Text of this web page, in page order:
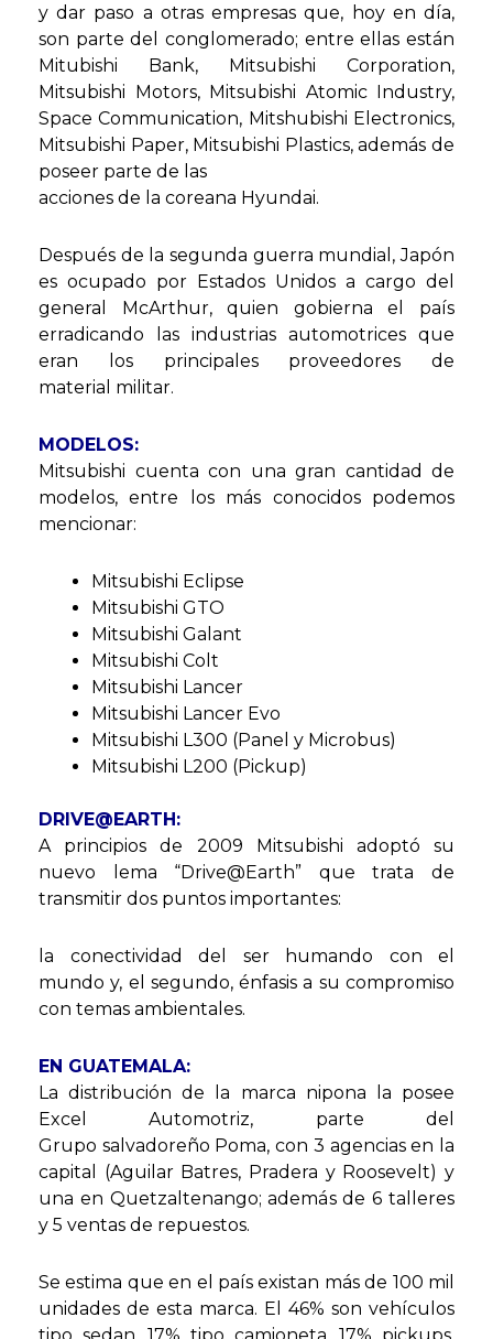
y dar paso a otras empresas que, hoy en día,
son parte del conglomerado; entre ellas están
Mitubishi Bank, Mitsubishi Corporation,
Mitsubishi Motors, Mitsubishi Atomic Industry,
Space Communication, Mitshubishi Electronics,
Mitsubishi Paper, Mitsubishi Plastics, además de
poseer parte de las
acciones de la coreana Hyundai.
Después de la segunda guerra mundial, Japón
es ocupado por Estados Unidos a cargo del
general McArthur, quien gobierna el país
erradicando las industrias automotrices que
eran los principales proveedores de
material militar.
MODELOS:
Mitsubishi cuenta con una gran cantidad de
modelos, entre los más conocidos podemos
mencionar:
Mitsubishi Eclipse
Mitsubishi GTO
Mitsubishi Galant
Mitsubishi Colt
Mitsubishi Lancer
Mitsubishi Lancer Evo
Mitsubishi L300 (Panel y Microbus)
Mitsubishi L200 (Pickup)
DRIVE@EARTH:
A principios de 2009 Mitsubishi adoptó su
nuevo lema “Drive@Earth” que trata de
transmitir dos puntos importantes:
la conectividad del ser humando con el
mundo y, el segundo, énfasis a su compromiso
con temas ambientales.
EN GUATEMALA:
La distribución de la marca nipona la posee
Excel Automotriz, parte del
Grupo salvadoreño Poma, con 3 agencias en la
capital (Aguilar Batres, Pradera y Roosevelt) y
una en Quetzaltenango; además de 6 talleres
y 5 ventas de repuestos.
Se estima que en el país existan más de 100 mil
unidades de esta marca. El 46% son vehículos